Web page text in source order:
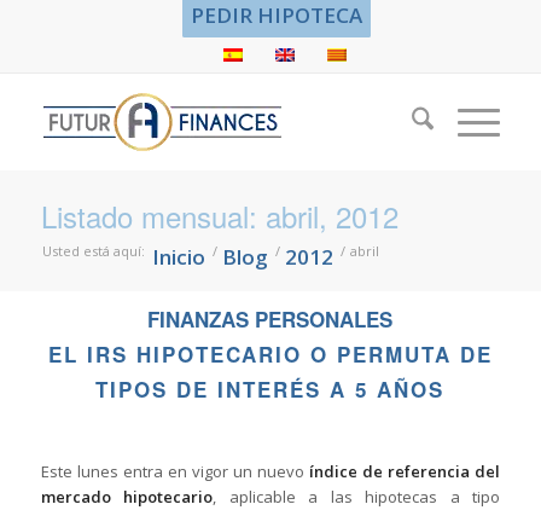
PEDIR HIPOTECA
Listado mensual: abril, 2012
Usted está aquí: Inicio / Blog / 2012 / abril
FINANZAS PERSONALES
EL IRS HIPOTECARIO O PERMUTA DE
TIPOS DE INTERÉS A 5 AÑOS
Este lunes entra en vigor un nuevo índice de referencia del
mercado hipotecario, aplicable a las hipotecas a tipo